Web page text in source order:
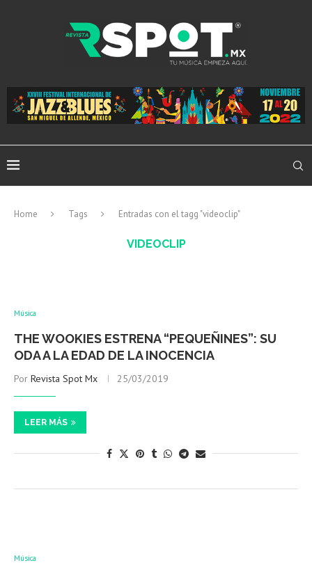
Home Tags Entradas con el tagg "videoclip"
VIDEOCLIP
Música
THE WOOKIES ESTRENA “PEQUEÑINES”: SU
ODA A LA EDAD DE LA INOCENCIA
Por Revista Spot Mx 25/03/2019
LEER MÁS
Música